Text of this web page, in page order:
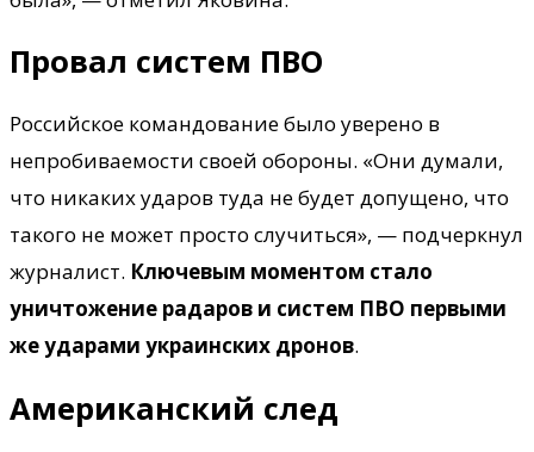
Провал систем ПВО
Российское командование было уверено в
непробиваемости своей обороны. «Они думали,
что никаких ударов туда не будет допущено, что
такого не может просто случиться», — подчеркнул
журналист. Ключевым моментом стало
уничтожение радаров и систем ПВО первыми
же ударами украинских дронов.
Американский след